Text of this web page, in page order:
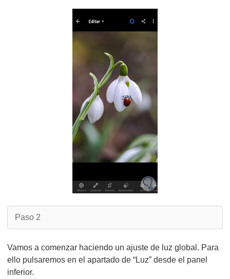
Paso 2
Vamos a comenzar haciendo un ajuste de luz global. Para
ello pulsaremos en el apartado de “Luz” desde el panel
inferior.